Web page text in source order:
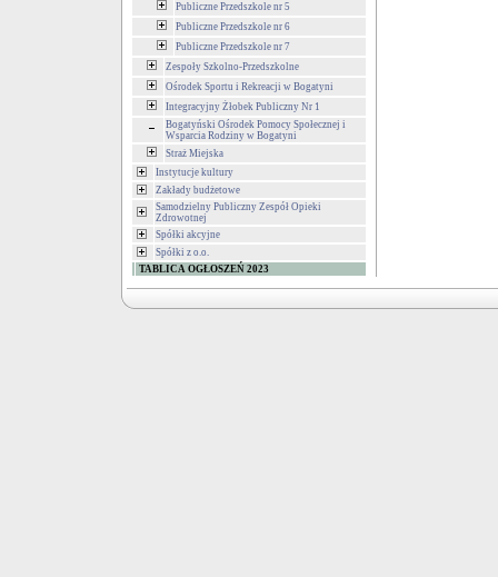
Publiczne Przedszkole nr 5
Publiczne Przedszkole nr 6
Publiczne Przedszkole nr 7
Zespoły Szkolno-Przedszkolne
Ośrodek Sportu i Rekreacji w Bogatyni
Integracyjny Żłobek Publiczny Nr 1
Bogatyński Ośrodek Pomocy Społecznej i
Wsparcia Rodziny w Bogatyni
Straż Miejska
Instytucje kultury
Zakłady budżetowe
Samodzielny Publiczny Zespół Opieki
Zdrowotnej
Spółki akcyjne
Spółki z o.o.
TABLICA OGŁOSZEŃ 2023